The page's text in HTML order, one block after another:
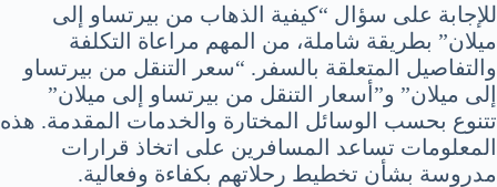
للإجابة على سؤال “كيفية الذهاب من بيرتساو إلى
ميلان” بطريقة شاملة، من المهم مراعاة التكلفة
والتفاصيل المتعلقة بالسفر. “سعر التنقل من بيرتساو
إلى ميلان” و”أسعار التنقل من بيرتساو إلى ميلان”
تتنوع بحسب الوسائل المختارة والخدمات المقدمة. هذه
المعلومات تساعد المسافرين على اتخاذ قرارات
مدروسة بشأن تخطيط رحلاتهم بكفاءة وفعالية.